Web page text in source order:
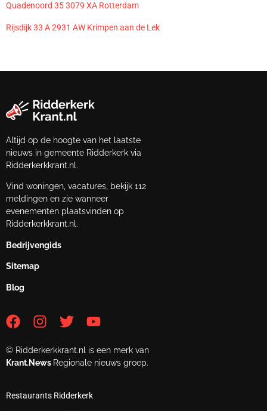
Quadenoord 35 3079 XA Rotterdam
Rijsdijk 33 A 2931 AW Krimpen aan de Lek
Altijd op de hoogte van het laatste
nieuws in gemeente Ridderkerk via
Ridderkerkkrant.nl.
Vind woningen, vacatures, bekijk 112
meldingen en zie wanneer
evenementen plaatsvinden op
Ridderkerkkrant.nl.
Bedrijvengids
Sitemap
Blog
© Ridderkerkkrant.nl is een merk van
Krant.News Regionale nieuws groep.
Restaurants Ridderkerk